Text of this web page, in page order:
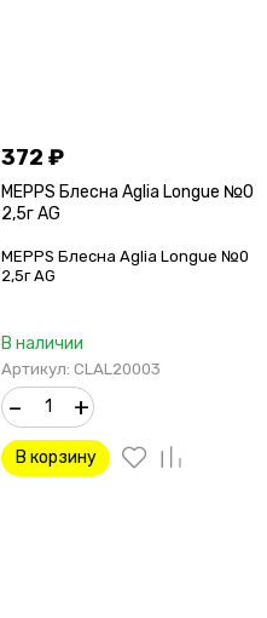
372₽
MEPPS Блесна Aglia Longue №0
2,5г AG
MEPPS Блесна Aglia Longue №0
2,5г AG
В наличии
Артикул: CLAL20003
– +
В корзину